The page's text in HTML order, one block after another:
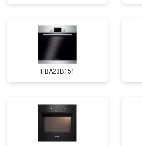
HBA23B151